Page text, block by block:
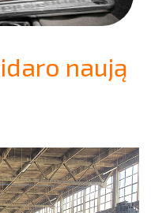
naują